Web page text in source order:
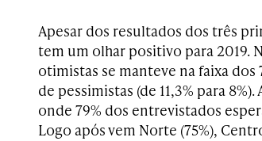
Apesar dos resultados dos três
tem um olhar positivo para 2019.
otimistas se manteve na faixa
de pessimistas (de 11,3% para
onde 79% dos entrevistados
Logo após vem Norte (75%),